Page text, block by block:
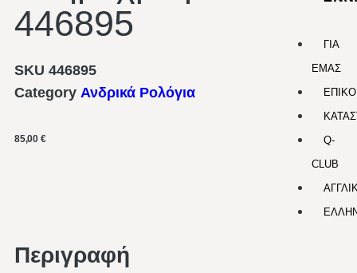
ΓΙΑ
ΕΜΑΣ
Q-
CLUB
446895
SKU 446895
Category Ανδρικά Ρολόγια
85,00 €
Περιγραφή